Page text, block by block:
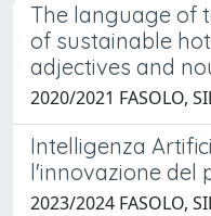
The language of
of sustainable
adjectives and
2020/2021 FASOLO,
Intelligenza
l'innovazione del
2023/2024 FASOLO,